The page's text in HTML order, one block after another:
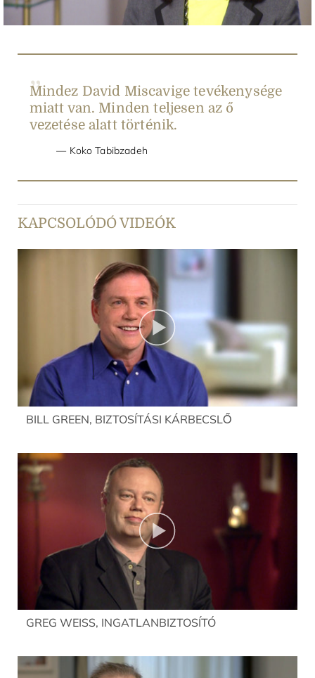
Mindez David Miscavige tevékenysége
miatt van. Minden teljesen az ő
vezetése alatt történik.
Koko Tabibzadeh
KAPCSOLÓDÓ VIDEÓK
BILL GREEN, BIZTOSÍTÁSI KÁRBECSLŐ
GREG WEISS, INGATLANBIZTOSÍTÓ